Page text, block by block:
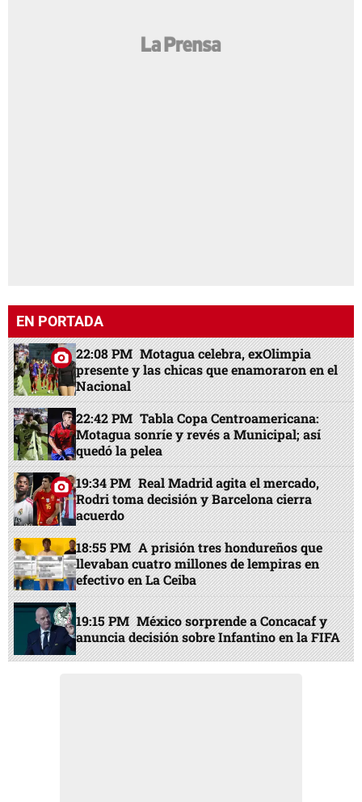
EN PORTADA
22:08 PM Motagua celebra, exOlimpia
presente y las chicas que enamoraron en el
Nacional
22:42 PM Tabla Copa Centroamericana:
Motagua sonríe y revés a Municipal; así
quedó la pelea
19:34 PM Real Madrid agita el mercado,
Rodri toma decisión y Barcelona cierra
acuerdo
18:55 PM A prisión tres hondureños que
llevaban cuatro millones de lempiras en
efectivo en La Ceiba
19:15 PM México sorprende a Concacaf y
anuncia decisión sobre Infantino en la FIFA